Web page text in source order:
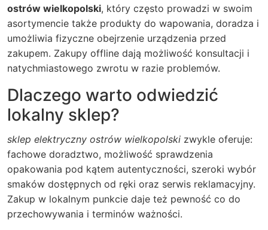
ostrów wielkopolski, który często prowadzi w swoim
asortymencie także produkty do wapowania, doradza i
umożliwia fizyczne obejrzenie urządzenia przed
zakupem. Zakupy offline dają możliwość konsultacji i
natychmiastowego zwrotu w razie problemów.
Dlaczego warto odwiedzić
lokalny sklep?
sklep elektryczny ostrów wielkopolski zwykle oferuje:
fachowe doradztwo, możliwość sprawdzenia
opakowania pod kątem autentyczności, szeroki wybór
smaków dostępnych od ręki oraz serwis reklamacyjny.
Zakup w lokalnym punkcie daje też pewność co do
przechowywania i terminów ważności.